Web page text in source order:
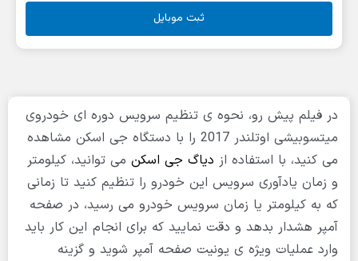
در فیلم پیش رو، نحوه ی تنظیم سرویس دوره ای خودروی
میتسوبیشی اوتلندر 2017 را با دستگاه جی اسکن مشاهده
می کنید، با استفاده از دیاگ جی اسکن می توانید، کیلومتر
و زمان یادآوری سرویس این خودرو را تنظیم کنید تا زمانی
که به کیلومتر یا زمان سرویس خودرو می رسید، در صفحه
آمپر هشدار بدهد و دقت نمایید که برای انجام این کار باید
وارد عملیات ویژه ی یونیت صفحه آمپر شوید و گزینه
ثبت موبایل